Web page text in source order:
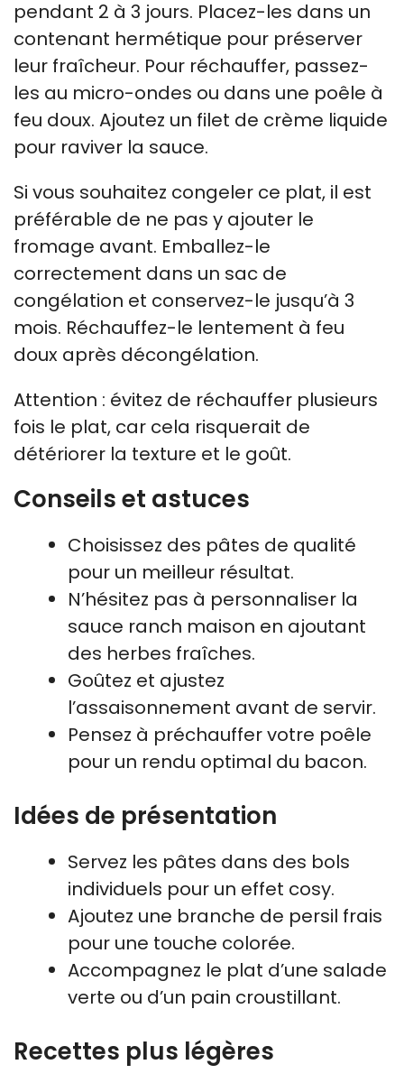
pendant 2 à 3 jours. Placez-les dans un
contenant hermétique pour préserver
leur fraîcheur. Pour réchauffer, passez-
les au micro-ondes ou dans une poêle à
feu doux. Ajoutez un filet de crème liquide
pour raviver la sauce.
Si vous souhaitez congeler ce plat, il est
préférable de ne pas y ajouter le
fromage avant. Emballez-le
correctement dans un sac de
congélation et conservez-le jusqu’à 3
mois. Réchauffez-le lentement à feu
doux après décongélation.
Attention : évitez de réchauffer plusieurs
fois le plat, car cela risquerait de
détériorer la texture et le goût.
Conseils et astuces
Choisissez des pâtes de qualité
pour un meilleur résultat.
N’hésitez pas à personnaliser la
sauce ranch maison en ajoutant
des herbes fraîches.
Goûtez et ajustez
l’assaisonnement avant de servir.
Pensez à préchauffer votre poêle
pour un rendu optimal du bacon.
Idées de présentation
Servez les pâtes dans des bols
individuels pour un effet cosy.
Ajoutez une branche de persil frais
pour une touche colorée.
Accompagnez le plat d’une salade
verte ou d’un pain croustillant.
Recettes plus légères